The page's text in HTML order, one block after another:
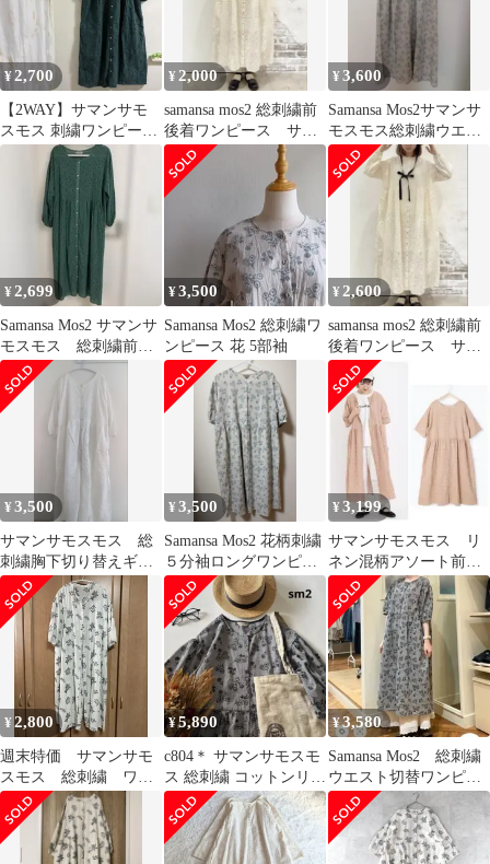
¥2,700
【2WAY】サマンサモ
スモス 刺繍ワンピース
グリーン 羽織り 綿
¥ 2,000
samansa mos2 総刺繍前
後着ワンピース サマ
ンサモスモス
¥3,600
Samansa Mos2サマンサ
モスモス総刺繍ウエス
ト切替ワンピース キナ
リ 麻
¥2,699
Samansa Mos2 サマンサ
モスモス 総刺繍前後
着ワンピース グリー
ン
¥3,500
Samansa Mos2 総刺繍ワ
ンピース 花 5部袖
¥ 2,600
samansa mos2 総刺繍前
後着ワンピース サマ
ンサモスモス
¥3,500
サマンサモスモス 総
刺繍胸下切り替えギャ
ザーワンピース ホワ
イト
¥3,500
Samansa Mos2 花柄刺繍
５分袖ロングワンピー
ス
¥3,199
サマンサモスモス リ
ネン混柄アソート前後
2WAYワンピース 花
柄 オレンジ 半袖
¥2,800
週末特価 サマンサモ
スモス 総刺繍 ワン
ピース
¥5,890
c804＊ サマンサモスモ
ス 総刺繍 コットンリネ
ン 前開きワンピース
¥3,580
Samansa Mos2 総刺繍
ウエスト切替ワンピー
ス 花柄 リネン混
ロング丈